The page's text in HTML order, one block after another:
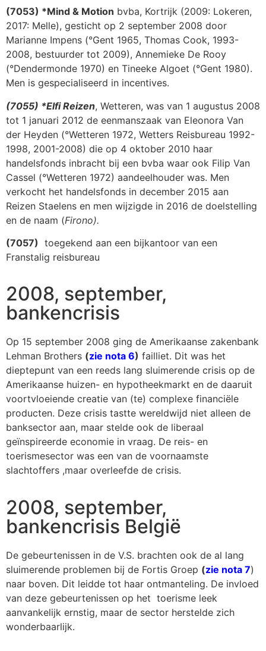
(7053) *Mind & Motion bvba, Kortrijk (2009: Lokeren,
2017: Melle), gesticht op 2 september 2008 door
Marianne Impens (°Gent 1965, Thomas Cook, 1993-
2008, bestuurder tot 2009), Annemieke De Rooy
(°Dendermonde 1970) en Tineeke Algoet (°Gent 1980).
Men is gespecialiseerd in incentives.
(7055) *Elfi Reizen, Wetteren, was van 1 augustus 2008
tot 1 januari 2012 de eenmanszaak van Eleonora Van
der Heyden (°Wetteren 1972, Wetters Reisbureau 1992-
1998, 2001-2008) die op 4 oktober 2010 haar
handelsfonds inbracht bij een bvba waar ook Filip Van
Cassel (°Wetteren 1972) aandeelhouder was. Men
verkocht het handelsfonds in december 2015 aan
Reizen Staelens en men wijzigde in 2016 de doelstelling
en de naam (Firono).
(7057) toegekend aan een bijkantoor van een
Franstalig reisbureau
2008, september,
bankencrisis
Op 15 september 2008 ging de Amerikaanse zakenbank
Lehman Brothers (zie nota 6) failliet. Dit was het
dieptepunt van een reeds lang sluimerende crisis op de
Amerikaanse huizen- en hypotheekmarkt en de daaruit
voortvloeiende creatie van (te) complexe financiële
producten. Deze crisis tastte wereldwijd niet alleen de
banksector aan, maar stelde ook de liberaal
geïnspireerde economie in vraag. De reis- en
toerismesector was een van de voornaamste
slachtoffers ,maar overleefde de crisis.
2008, september,
bankencrisis België
De gebeurtenissen in de V.S. brachten ook de al lang
sluimerende problemen bij de Fortis Groep (zie nota 7)
naar boven. Dit leidde tot haar ontmanteling. De invloed
van deze gebeurtenissen op het toerisme leek
aanvankelijk ernstig, maar de sector herstelde zich
wonderbaarlijk.